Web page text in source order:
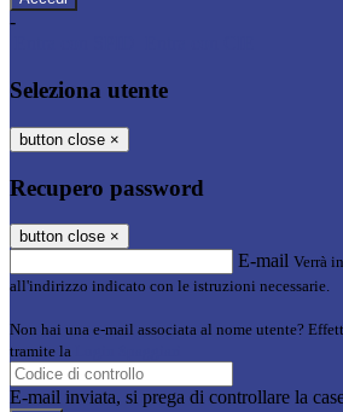
-
Seleziona utente
button close ×
Recupero password
button close ×
E-mail Verrà
all'indirizzo indicato con le istruzioni necessarie.
Non hai una e-mail associata al nome utente?
tramite la
E-mail inviata, si prega di controllare la